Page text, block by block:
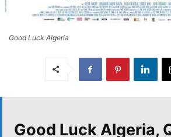
Good Luck Algeria
Good Luck Algeria,